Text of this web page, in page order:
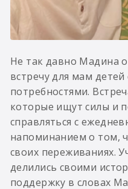
Не так давно Мадина
встречу для мам
потребностями.
которые ищут силы и
справляться с
напоминанием о том,
своих переживаниях.
делились своими
поддержку в словах